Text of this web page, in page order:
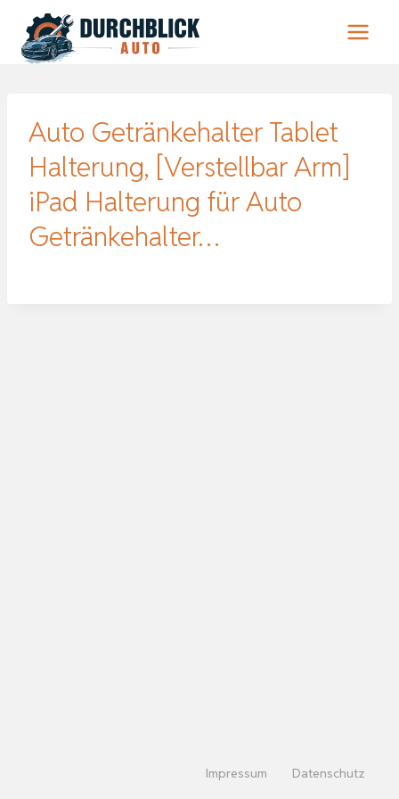
Inhalt
springen
Auto Getränkehalter Tablet
Halterung, [Verstellbar Arm]
iPad Halterung für Auto
Getränkehalter…
Impressum Datenschutz